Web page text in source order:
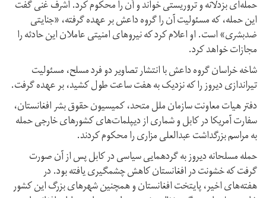
حمله‌ای بزدلانه و تروریستی خواند و آن را محکوم کرد. اشرف غنی گفت
این حمله، که مسئولیت آن را گروه داعش بر عهده گرفته، «جنایتی
ضد‌بشری» است. او اعلام کرد که نیروهای امنیتی عاملان این حادثه را
مجازات خواهد کرد.
شاخه خراسان گروه داعش با انتشار تصاویر دو فرد مسلح، مسئولیت
تیراندازی دیروز را که نزدیک به هفت ساعت طول کشید، بر عهده گرفت.
دفتر هیات معاونت سازمان ملل متحد، کمیسیون حقوق بشر افغانستان،
سفارت آمریکا در کابل و شماری از دیپلمات‌های کشورهای خارجی حمله
به مراسم بزرگداشت عبدالعلی مزاری را محکوم کردند.
حمله مسلحانه دیروز به گردهمایی سیاسی در کابل پس از آن صورت
گرفت که خشونت‌ در افغانستان کاهش چشمگیری یافته بود. در
هفته‌های اخیر، پایتخت افغانستان و همچنین شهرهای بزرگ این کشور